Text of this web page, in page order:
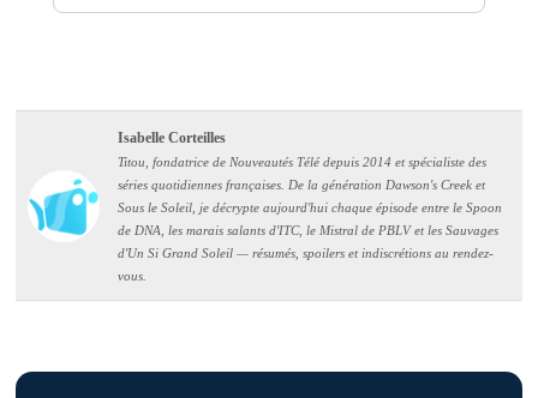
Isabelle Corteilles
Titou, fondatrice de Nouveautés Télé depuis 2014 et spécialiste des
séries quotidiennes françaises. De la génération Dawson's Creek et
Sous le Soleil, je décrypte aujourd'hui chaque épisode entre le Spoon
de DNA, les marais salants d'ITC, le Mistral de PBLV et les Sauvages
d'Un Si Grand Soleil — résumés, spoilers et indiscrétions au rendez-
vous.